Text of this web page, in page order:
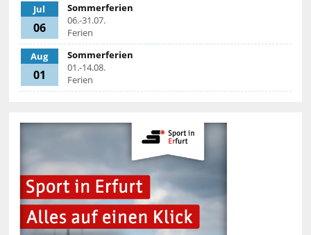
Jul
06
Sommerferien
06.-31.07.
Ferien
Aug
01
Sommerferien
01.-14.08.
Ferien